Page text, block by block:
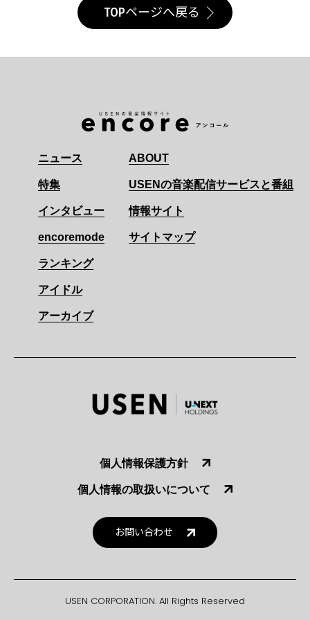
TOPページへ戻る
ニュース
特集
インタビュー
encoremode
ランキング
アイドル
アーカイブ
ABOUT
USENの音楽配信サービスと番組
情報サイト
サイトマップ
個人情報保護方針
個人情報の取扱いについて
お問い合わせ
USEN CORPORATION. All Rights Reserved